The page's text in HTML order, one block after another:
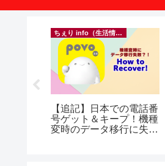
ちぇり info（生活情報）
【追記】日本での電話番
号ゲット＆キープ！機種
変時のデータ移行に失敗